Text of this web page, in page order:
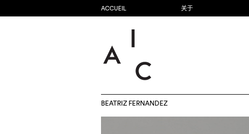
ACCUEIL 关于
BEATRIZ FERNANDEZ